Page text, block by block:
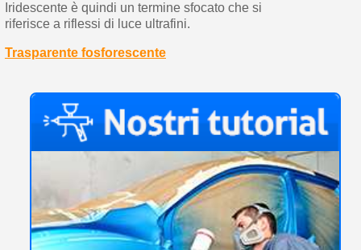
Iridescente è quindi un termine sfocato che si
riferisce a riflessi di luce ultrafini.
Trasparente fosforescente